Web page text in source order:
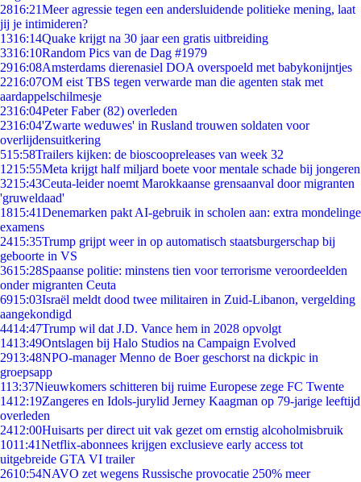
2816:21Meer agressie tegen een andersluidende politieke mening, laat
jij je intimideren?
1316:14Quake krijgt na 30 jaar een gratis uitbreiding
3316:10Random Pics van de Dag #1979
2916:08Amsterdams dierenasiel DOA overspoeld met babykonijntjes
2216:07OM eist TBS tegen verwarde man die agenten stak met
aardappelschilmesje
2316:04Peter Faber (82) overleden
2316:04'Zwarte weduwes' in Rusland trouwen soldaten voor
overlijdensuitkering
515:58Trailers kijken: de bioscoopreleases van week 32
1215:55Meta krijgt half miljard boete voor mentale schade bij jongeren
3215:43Ceuta-leider noemt Marokkaanse grensaanval door migranten
'gruweldaad'
1815:41Denemarken pakt AI-gebruik in scholen aan: extra mondelinge
examens
2415:35Trump grijpt weer in op automatisch staatsburgerschap bij
geboorte in VS
3615:28Spaanse politie: minstens tien voor terrorisme veroordeelden
onder migranten Ceuta
6915:03Israël meldt dood twee militairen in Zuid-Libanon, vergelding
aangekondigd
4414:47Trump wil dat J.D. Vance hem in 2028 opvolgt
1413:49Ontslagen bij Halo Studios na Campaign Evolved
2913:48NPO-manager Menno de Boer geschorst na dickpic in
groepsapp
113:37Nieuwkomers schitteren bij ruime Europese zege FC Twente
1412:19Zangeres en Idols-jurylid Jerney Kaagman op 79-jarige leeftijd
overleden
2412:00Huisarts per direct uit vak gezet om ernstig alcoholmisbruik
1011:41Netflix-abonnees krijgen exclusieve early access tot
uitgebreide GTA VI trailer
2610:54NAVO zet wegens Russische provocatie 250% meer